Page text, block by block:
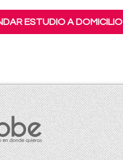
ESTUDIO A DOMICILIO